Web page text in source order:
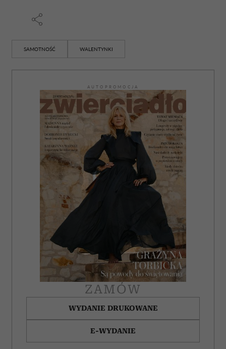
otrzymanymi od Ciebie lub uzyskanymi podczas
korzystania z ich usług.
SAMOTNOŚĆ WALENTYNKI
AUTOPROMOCJA
ZAMÓW
WYDANIE DRUKOWANE
E-WYDANIE